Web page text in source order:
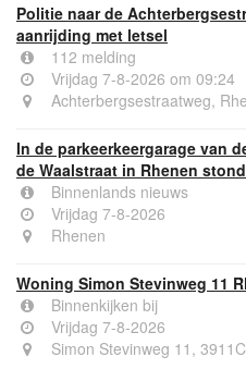
Politie naar de
aanrijding met letsel
112 melding
Vrijdag 7-8-2026 om 09:24
Achterbergsestraatweg,
In de parkeerkeergarage van
de Waalstraat in Rhenen
Binnenlands nieuws
Vrijdag 7-8-2026
Rhenen
Woning Simon Stevinweg 11
Binnenkijken bij
Vrijdag 7-8-2026
Simon Stevinweg 11,